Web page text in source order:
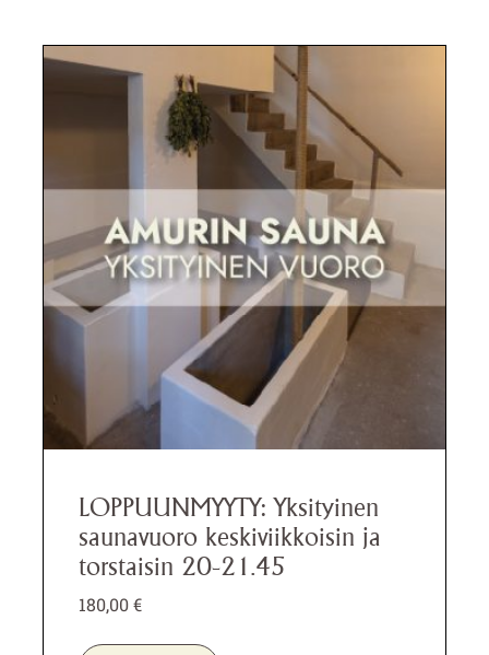
LOPPUUNMYYTY: Yksityinen
saunavuoro keskiviikkoisin ja
torstaisin 20-21.45
180,00€